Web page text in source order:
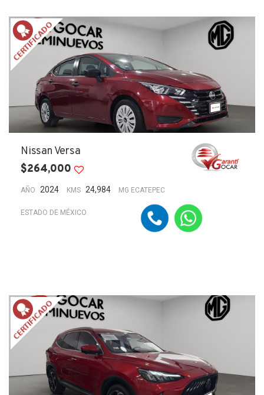
Nissan Versa
$264,000
AÑO 2024 KMS 24,984 MG ECATEPEC
ESTADO DE MÉXICO